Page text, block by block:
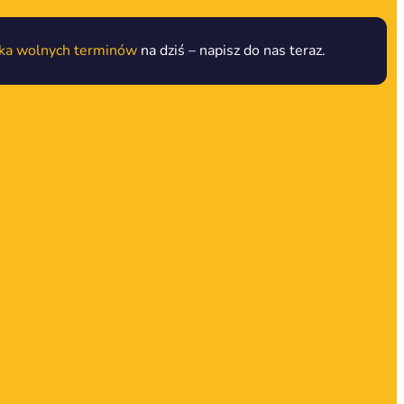
wolnych terminów na dziś – napisz do nas teraz.